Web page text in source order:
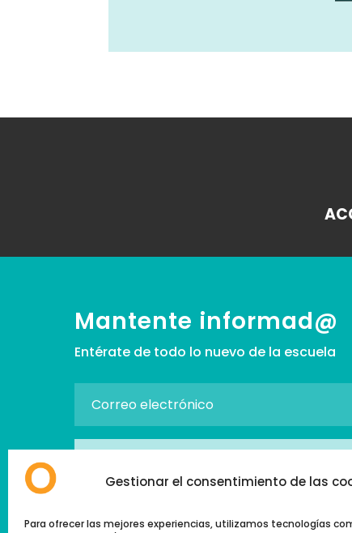
Gestionar el consentimiento de las
Para ofrecer las mejores experiencias, utilizamos tecnologías
Mantente informad@
Entérate de todo lo nuevo de la escuela